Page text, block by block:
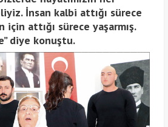
İnsan kalbi attığı sürece
attığı sürece yaşarmış.
diye konuştu.